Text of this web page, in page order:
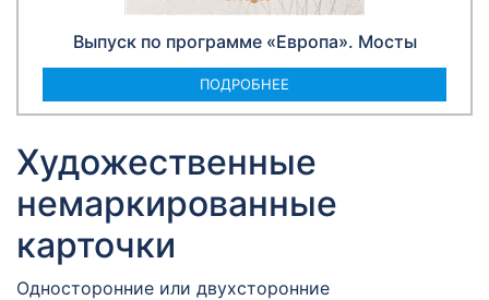
Выпуск по программе «Европа». Мосты
ПОДРОБНЕЕ
Художественные
немаркированные
карточки
Односторонние или двухсторонние